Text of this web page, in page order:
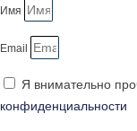
Имя
Email
Я внимательно
конфиденциальности